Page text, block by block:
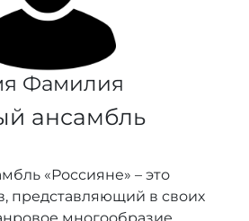
Фамилия
ансамбль
«Россияне» – это
представляющий в своих